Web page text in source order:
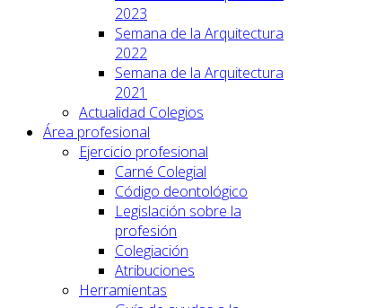
2023
Semana de la Arquitectura
2022
Semana de la Arquitectura
2021
Actualidad Colegios
Área profesional
Ejercicio profesional
Carné Colegial
Código deontológico
Legislación sobre la
profesión
Colegiación
Atribuciones
Herramientas